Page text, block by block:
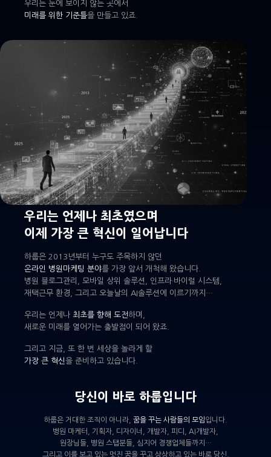
우리는 눈에 보이지 않는 곳에서
미래를 위한 기준틀을 만들고 있죠.
우리는 언제나 최초였으며
이제 가장 큰 혁신이 일어납니다
하룹은 2013년부터 누구도 주목하지 않던
온라인 병원마케팅 분야를 가장 앞서 개척해 왔습니다.
병원 블로그관리, 모바일 상위 솔루션, 인프라·바이럴 시스템,
재택근무 환경, 그리고 오늘날의 AI솔루션에 이르기까지…
우리는 언제나 최초를 향해 도전하며,
새로운 미래를 열어가는 출발점이 되어 왔죠.
그리고 지금, 또 한 번 세상을 놀라게 할
가장 큰 혁신을 준비하고 있습니다.
당신이 바로 하룹입니다
하룹은 거대한 조직이 아니라, 꿈을 꾸는 사람들의 모임입니다.
병원 마케터, 기획자, 디자이너, 개발자, 피디, AI개발자,
원장님들, 병원 스탭분들, 심지어 경쟁업체들까지…
그리고 이를 보고 있는 멋진 꿈을 꾸고 상상하고 있는 바로 당신.